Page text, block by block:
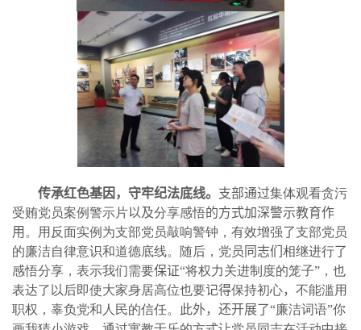
传承红色基因，守牢纪法底线。 支部通过集体观看贪污
受贿党员案例警示片以及分享感悟的方式加深警示教育作
用 。用反面实例为支部党员敲响警钟，有效增强了支部党员
的廉洁自律意识和道德底线。随后，党员 同志们 相继进行了
感悟分享，表示我们需要保证“将权力关进制度的笼子”，也
表达了以后即使大家身居高位也要记得保持初心， 不能滥用
职权，辜负党和人民的信任。
此外，还开展了“廉洁词语”你